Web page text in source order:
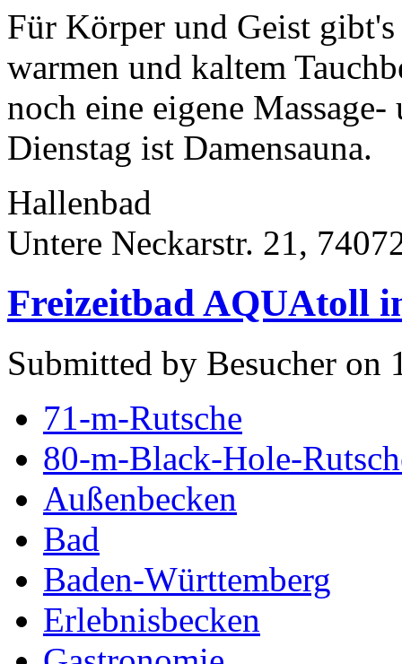
Für Körper und Geist
warmen und kaltem
noch eine eigene
Dienstag ist Damensauna.
Hallenbad
Untere Neckarstr. 21,
Freizeitbad AQUAtoll
Submitted by Besucher on
71-m-Rutsche
80-m-Black-Hole-
Außenbecken
Bad
Baden-Württemberg
Erlebnisbecken